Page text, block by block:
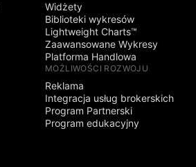
Widżety
Biblioteki wykresów
Lightweight Charts™
Zaawansowane Wykresy
Platforma Handlowa
MOŻLIWOŚCI ROZWOJU
Reklama
Integracja usług brokerskich
Program Partnerski
Program edukacyjny